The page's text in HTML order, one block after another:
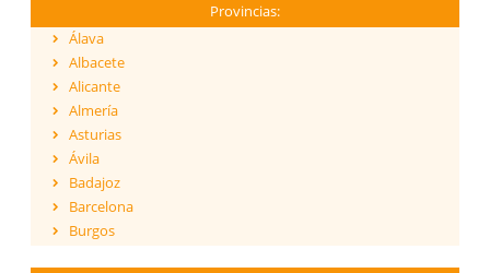
Provincias:
Álava
Albacete
Alicante
Almería
Asturias
Ávila
Badajoz
Barcelona
Burgos